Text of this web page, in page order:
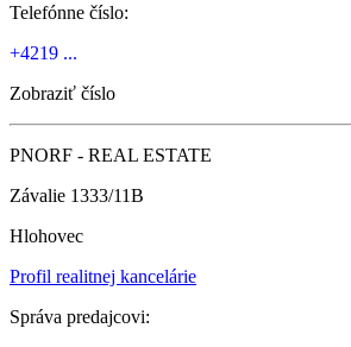
Telefónne číslo:
+4219 ...
Zobraziť číslo
PNORF - REAL ESTATE
Závalie 1333/11B
Hlohovec
Profil realitnej kancelárie
Správa predajcovi: